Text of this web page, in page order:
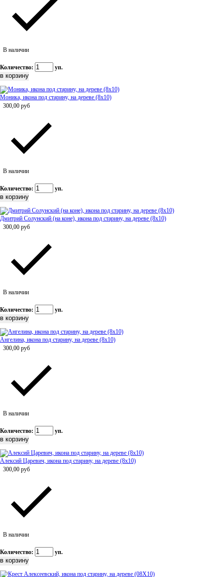
В наличии
Количество: уп.
Моника, икона под старину, на дереве (8x10)
300,00 руб
В наличии
Количество: уп.
Дмитрий Солунский (на коне), икона под старину, на дереве (8x10)
300,00 руб
В наличии
Количество: уп.
Ангелина, икона под старину, на дереве (8x10)
300,00 руб
В наличии
Количество: уп.
Алексий Царевич, икона под старину, на дереве (8x10)
300,00 руб
В наличии
Количество: уп.